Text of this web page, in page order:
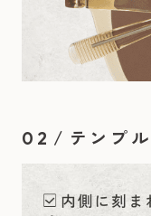
02 / テンプ